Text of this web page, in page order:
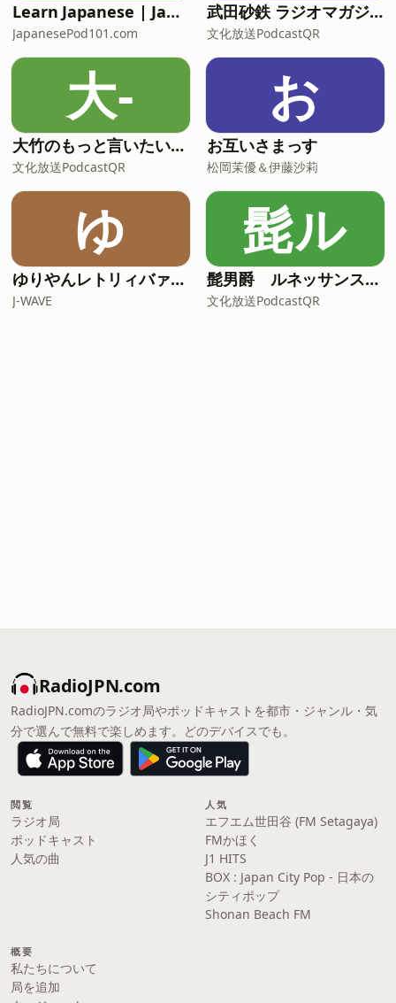
Learn Japanese | JapanesePod101.com (Audio)
JapanesePod101.com
武田砂鉄 ラジオマガジン「ラジマガエッセイ」
文化放送PodcastQR
大-
大竹のもっと言いたい放題 - 大竹まこと ゴールデンラジオ！
文化放送PodcastQR
お
お互いさまっす
松岡茉優＆伊藤沙莉
ゆ
ゆりやんレトリィバァの最近どう？
J-WAVE
髭ル
髭男爵 ルネッサンスラジオ
文化放送PodcastQR
RadioJPN.com
RadioJPN.comのラジオ局やポッドキャストを都市・ジャンル・気
分で選んで無料で楽しめます。どのデバイスでも。
閲覧
ラジオ局
ポッドキャスト
人気の曲
人気
エフエム世田谷 (FM Setagaya)
FMかほく
J1 HITS
BOX : Japan City Pop - 日本の
シティポップ
Shonan Beach FM
概要
私たちについて
局を追加